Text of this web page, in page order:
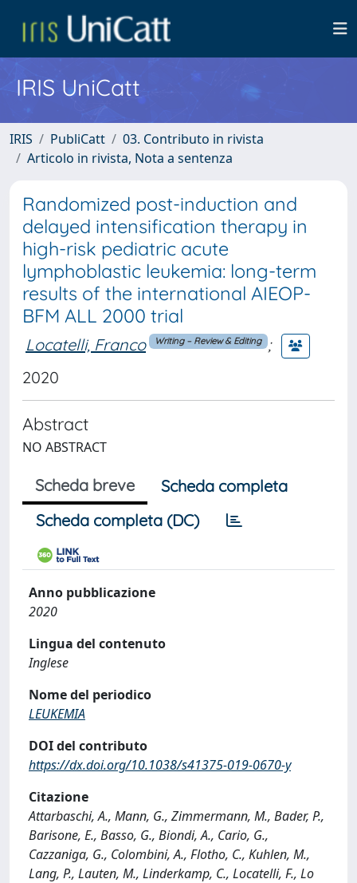
IRIS UniCatt
IRIS PubliCatt
03. Contributo in rivista
Articolo in rivista, Nota a sentenza
Randomized post-induction and
delayed intensification therapy in
high-risk pediatric acute
lymphoblastic leukemia: long-term
results of the international AIEOP-
BFM ALL 2000 trial
Locatelli, Franco Writing – Review & Editing ;
2020
Abstract
NO ABSTRACT
Scheda breve
Scheda completa
Scheda completa (DC)
Anno pubblicazione
2020
Lingua del contenuto
Inglese
Nome del periodico
LEUKEMIA
DOI del contributo
https://dx.doi.org/10.1038/s41375-019-0670-y
Citazione
Attarbaschi, A., Mann, G., Zimmermann, M., Bader, P.,
Barisone, E., Basso, G., Biondi, A., Cario, G.,
Cazzaniga, G., Colombini, A., Flotho, C., Kuhlen, M.,
Lang, P., Lauten, M., Linderkamp, C., Locatelli, F., Lo